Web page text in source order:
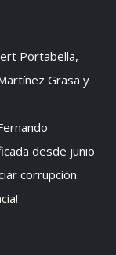
Portabella,
Grasa y
desde junio
corrupción.